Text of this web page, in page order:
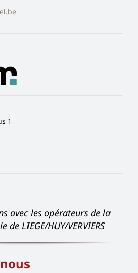
1
avec les opérateurs de la
LIEGE/HUY/VERVIERS